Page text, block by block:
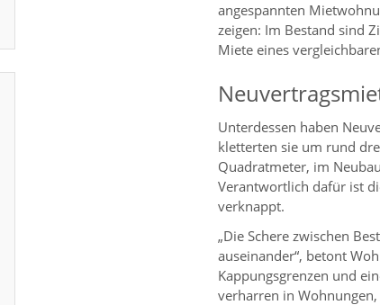
angespannten
zeigen: Im Bestand sind
Miete eines
Unterdessen haben
kletterten sie um rund
Quadratmeter, im
Verantwortlich dafür ist
verknappt.
„Die Schere zwischen
auseinander“, betont
Kappungsgrenzen und
verharren in